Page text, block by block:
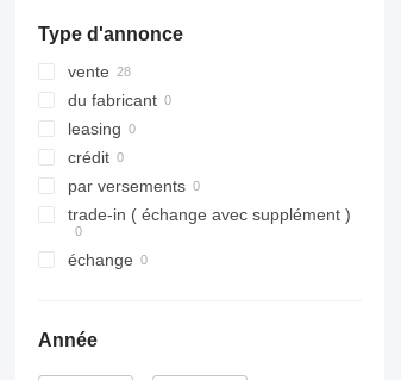
Type d'annonce
vente
du fabricant
leasing
crédit
par versements
trade-in ( échange avec supplément )
échange
Année